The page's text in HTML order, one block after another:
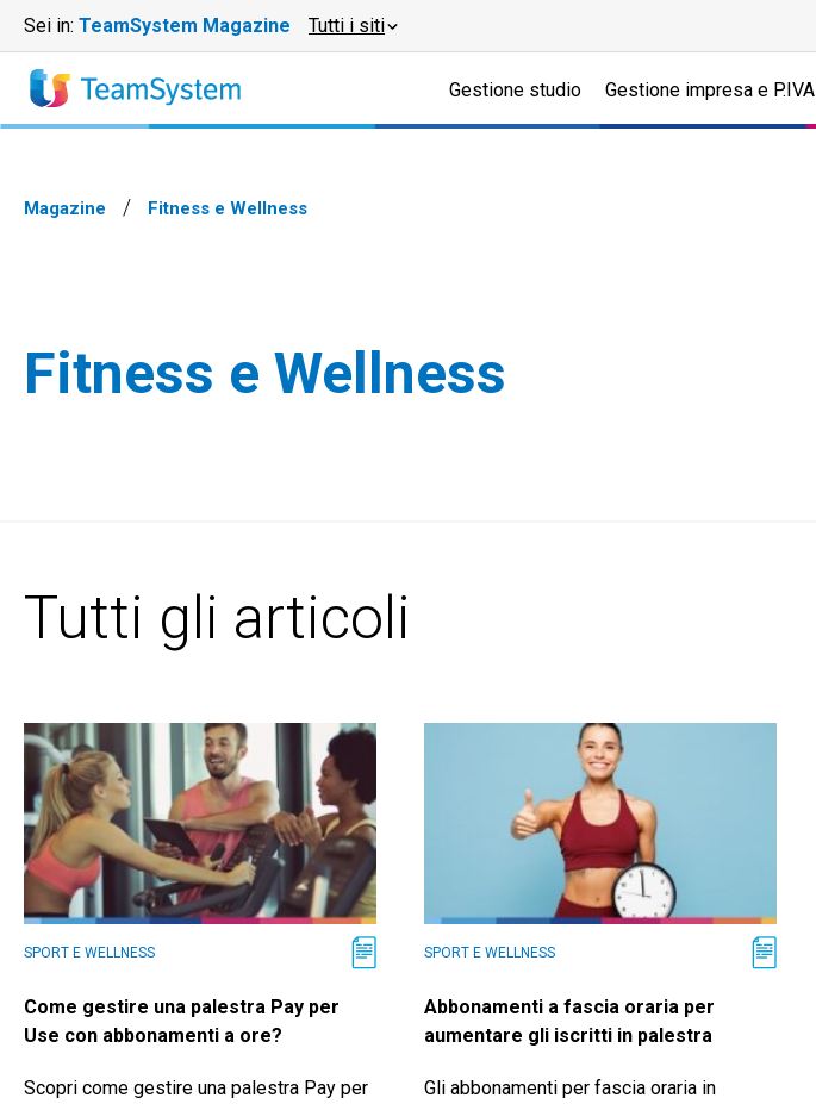
Sei in: TeamSystem Magazine Tutti i siti
Gestione studio Gestione impresa e P.IVA
Magazine Fitness e Wellness
Fitness e Wellness
Tutti gli articoli
SPORT E WELLNESS
Come gestire una palestra Pay per
Use con abbonamenti a ore?
Scopri come gestire una palestra Pay per
SPORT E WELLNESS
Abbonamenti a fascia oraria per
aumentare gli iscritti in palestra
Gli abbonamenti per fascia oraria in